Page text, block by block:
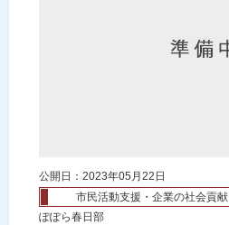
公開日：2023年05月22日
市民活動支援・企業の社会貢献
ぽぽら春日部